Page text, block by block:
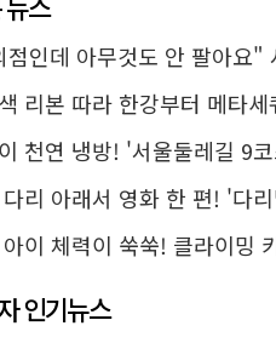
아무것도 안 팔아요" 서울에서 가장 특별한 편의점의
따라 한강부터 메타세쿼이아 숲길까지…서울둘레길 15
연 냉방! '서울둘레길 9코스'로 숲속 피서 떠나
아래서 영화 한 편! '다리밑 영화관' 무료
체력이 쑥쑥! 클라이밍 키즈카페·어린이 체력
인기뉴스